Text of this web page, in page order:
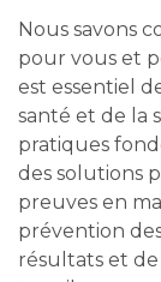
Nous savons
pour vous et
est essentiel
santé et de la
pratiques
des solutions
preuves en
prévention
résultats et